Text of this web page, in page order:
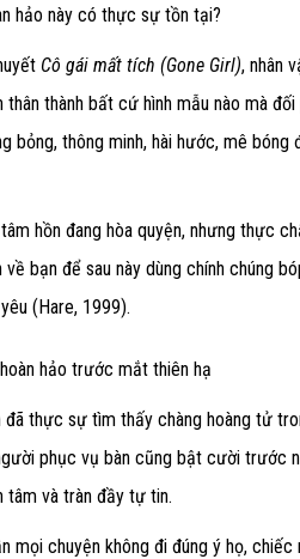
hảo này có thực sự tồn tại?
Cô gái mất tích (Gone Girl), nhân
thân thành bất cứ hình mẫu nào mà
bỏng, thông minh, hài hước, mê
hồn đang hòa quyện, nhưng thực
bạn để sau này dùng chính chúng
(Hare, 1999).
hảo trước mắt thiên hạ
đã thực sự tìm thấy chàng hoàng tử
phục vụ bàn cũng bật cười trước
tâm và tràn đầy tự tin.
mọi chuyện không đi đúng ý họ,